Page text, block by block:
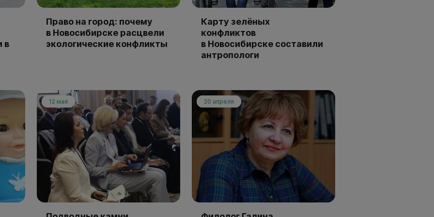
в
Право на город: почему
в Новосибирске расцвели
экологические конфликты
Карту зелёных
конфликтов
в Новосибирске составили
антропологи
12 мая 20 апреля